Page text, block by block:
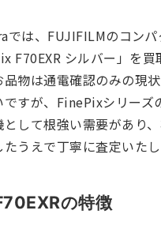
では、FUJIFILMのコンパ
F70EXR シルバー」を買
品物は通電確認のみの現
すが、FinePixシリーズ
として根強い需要があり
うえで丁寧に査定いたし
の特徴